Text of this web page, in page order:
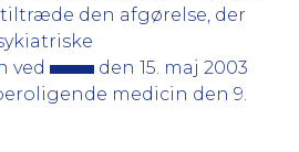
den afgørelse, der
ved
den 15. maj 2003
medicin den 9.